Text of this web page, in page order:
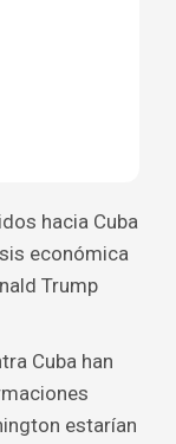
hacia Cuba
económica
Trump
Cuba han
estarían